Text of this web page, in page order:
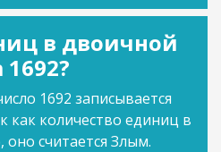
в двоичной
1692 записывается
как количество единиц в
оно считается Злым.